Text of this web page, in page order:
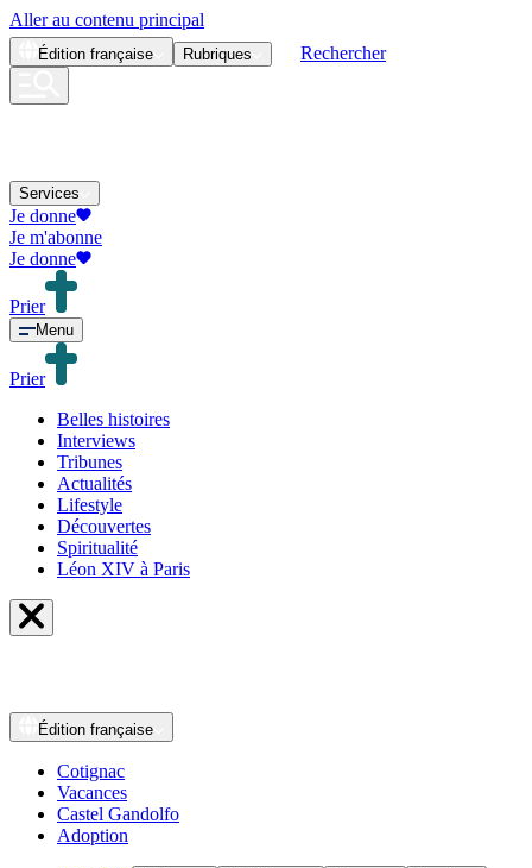
Aller au contenu principal
Édition française Rubriques Rechercher
Services
Je donne
Je m'abonne
Je donne
Prier
Menu
Prier
Belles histoires
Interviews
Tribunes
Actualités
Lifestyle
Découvertes
Spiritualité
Léon XIV à Paris
Édition française
Cotignac
Vacances
Castel Gandolfo
Adoption